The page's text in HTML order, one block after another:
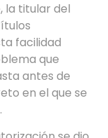
la titular del
facilidad
que
antes de
en el que se